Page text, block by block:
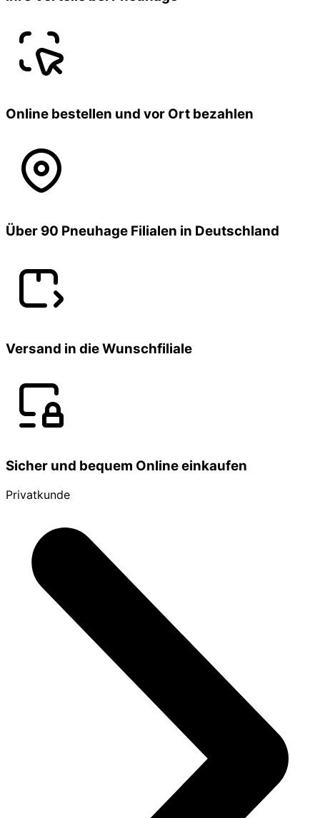
Online bestellen und vor Ort bezahlen
Über 90 Pneuhage Filialen in Deutschland
Versand in die Wunschfiliale
Sicher und bequem Online einkaufen
Privatkunde